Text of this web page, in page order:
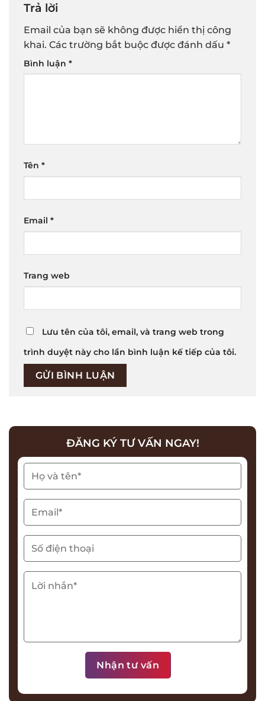
Trả lời
Email của bạn sẽ không được hiển thị công
khai. Các trường bắt buộc được đánh dấu *
Bình luận *
Tên *
Email *
Trang web
Lưu tên của tôi, email, và trang web trong
trình duyệt này cho lần bình luận kế tiếp của tôi.
ĐĂNG KÝ TƯ VẤN NGAY!